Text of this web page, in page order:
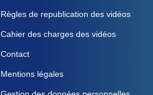
Règles de republication des vidéos
Cahier des charges des vidéos
Contact
Mentions légales